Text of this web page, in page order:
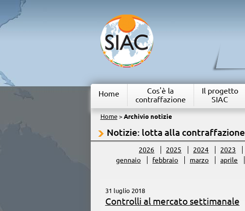
Home
Cos'è la
contraffazione
Il progetto
SIAC
Home> Archivio notizie
Notizie: lotta alla contraffazione
2026 2025 2024 2023
gennaio
febbraio marzo aprile
31 luglio 2018
Controlli al mercato settimanale